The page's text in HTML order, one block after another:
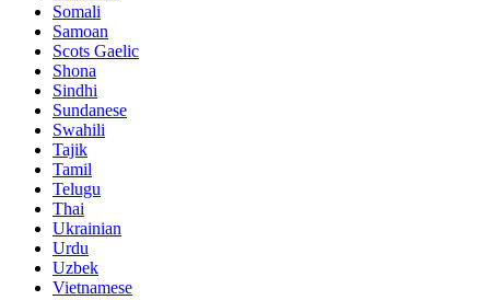
Somali
Samoan
Scots Gaelic
Shona
Sindhi
Sundanese
Swahili
Tajik
Tamil
Telugu
Thai
Ukrainian
Urdu
Uzbek
Vietnamese